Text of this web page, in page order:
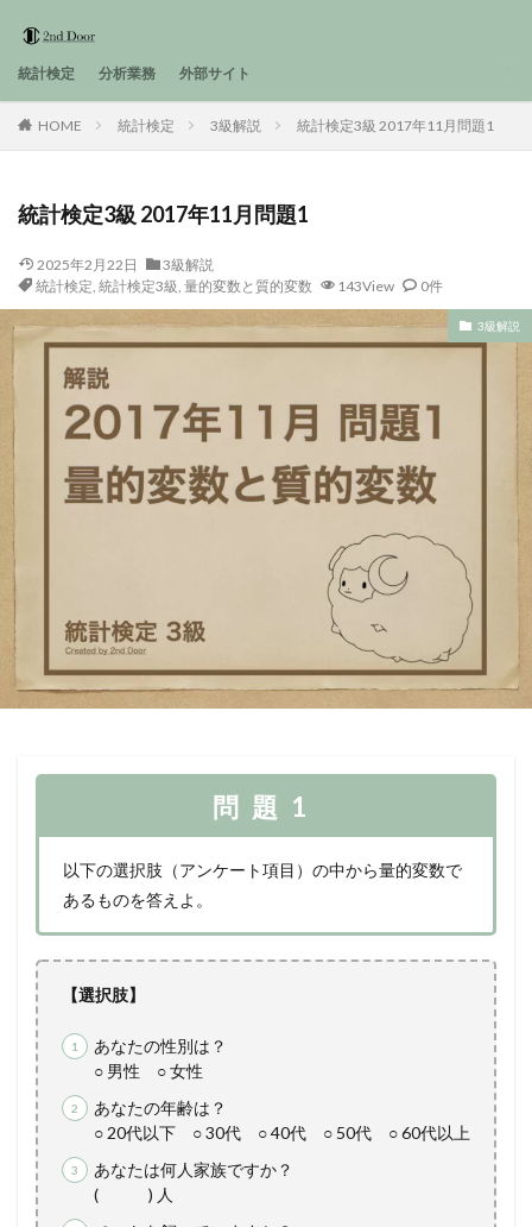
統計検定 分析業務 外部サイト
HOME 統計検定 3級解説 統計検定3級 2017年11月問題1
統計検定3級 2017年11月問題1
2025年2月22日
3級解説
統計検定, 統計検定3級, 量的変数と質的変数 143View 0件
3級解説
問題1
以下の選択肢（アンケート項目）の中から量的変数で
あるものを答えよ。
【選択肢】
あなたの性別は？
○ 男性 ○ 女性
あなたの年齢は？
○ 20代以下 ○ 30代 ○ 40代 ○ 50代 ○ 60代以上
あなたは何人家族ですか？
( ) 人